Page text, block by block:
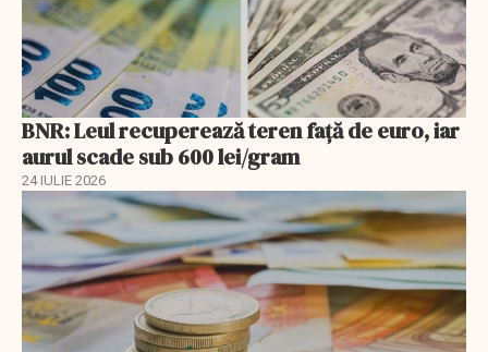
BNR: Leul recuperează teren faţă de euro, iar
aurul scade sub 600 lei/gram
24 IULIE 2026